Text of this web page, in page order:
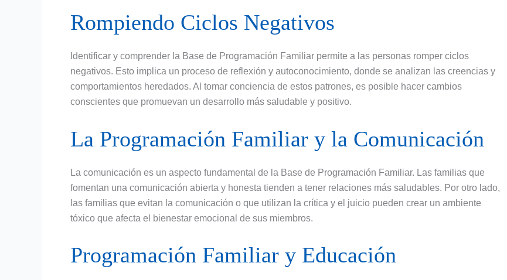
Rompiendo Ciclos Negativos
Identificar y comprender la Base de Programación Familiar permite a las personas romper ciclos
negativos. Esto implica un proceso de reflexión y autoconocimiento, donde se analizan las creencias y
comportamientos heredados. Al tomar conciencia de estos patrones, es posible hacer cambios
conscientes que promuevan un desarrollo más saludable y positivo.
La Programación Familiar y la Comunicación
La comunicación es un aspecto fundamental de la Base de Programación Familiar. Las familias que
fomentan una comunicación abierta y honesta tienden a tener relaciones más saludables. Por otro lado,
las familias que evitan la comunicación o que utilizan la crítica y el juicio pueden crear un ambiente
tóxico que afecta el bienestar emocional de sus miembros.
Programación Familiar y Educación